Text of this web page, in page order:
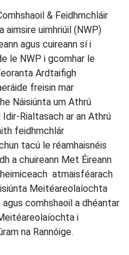
& Feidhmchláir
aimsire uimhriúil (NWP)
agus cuireann sí i
le NWP i gcomhar le
Ardtaifigh
freisin mar
Náisiúnta um Athrú
Idir-Rialtasach ar an Athrú
feidhmchlár
tacú le réamhaisnéis
a chuireann Met Éireann
atmaisféarach
Meitéareolaíochta
comhshaoil a dhéantar
i
na Rannóige.